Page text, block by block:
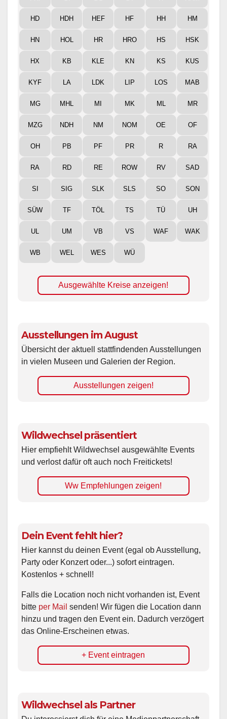
HD HDH HEF HF HH HM
HN HOL HR HRO HS HSK
HX KB KLE KN KS KUS
KYF LA LDK LIP LOS MAB
MG MHL MI MK ML MR
MZG NDH NM NOM OE OF
OH PB PF PR R RA
RA RD RE ROW RV SAD
SI SIG SLK SLS SO SON
SÜW TF TÖL TS TÜ UH
UL UM VB VS WAF WAK
WB WEL WES WÜ
Ausgewählte Kreise anzeigen!
Ausstellungen im August
Übersicht der aktuell stattfindenden Ausstellungen
in vielen Museen und Galerien der Region.
Ausstellungen zeigen!
Wildwechsel präsentiert
Hier empfiehlt Wildwechsel ausgewählte Events
und verlost dafür oft auch noch Freitickets!
Ww Empfehlungen zeigen!
Dein Event fehlt hier?
Hier kannst du deinen Event (egal ob Ausstellung,
Party oder Konzert oder...) sofort eintragen.
Kostenlos + schnell!
Falls die Location noch nicht vorhanden ist, Event
bitte per Mail senden! Wir fügen die Location dann
hinzu und tragen den Event ein. Dadurch verzögert
das Online-Erscheinen etwas.
+ Event eintragen
Wildwechsel als Partner
Du interessierst dich für eine Medienpartnerschaft